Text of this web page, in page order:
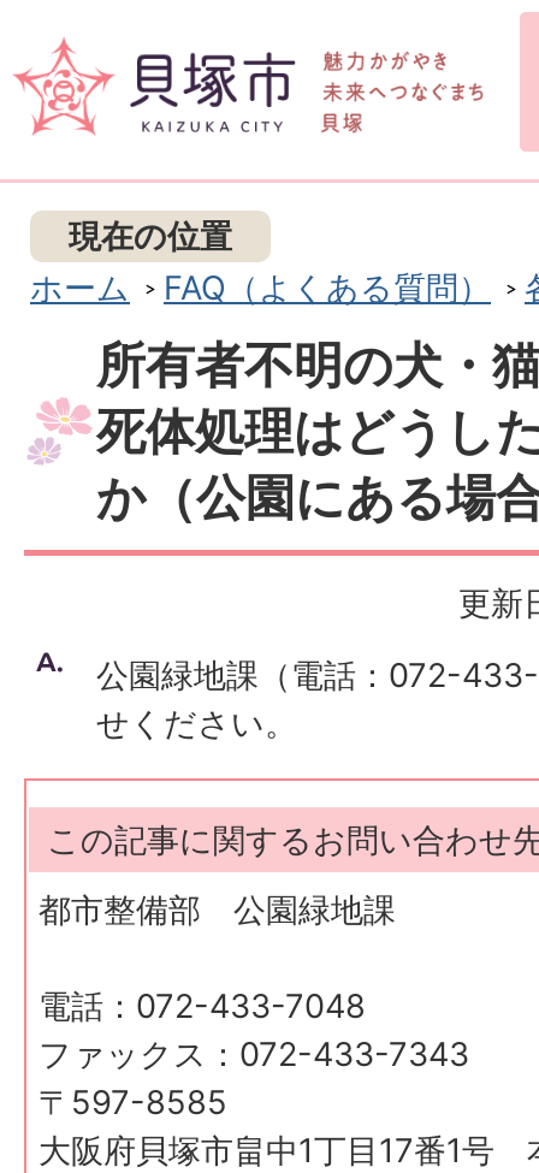
現在の位置
ホーム
FAQ（よくある質問）
所有者不明の犬・
死体処理はどうし
か（公園にある場
更新
公園緑地課（電話：072-
せください。
この記事に関するお問い合わせ
都市整備部 公園緑地課
電話：072-433-7048
ファックス：072-433-7343
〒597-8585
大阪府貝塚市畠中1丁目17番1号